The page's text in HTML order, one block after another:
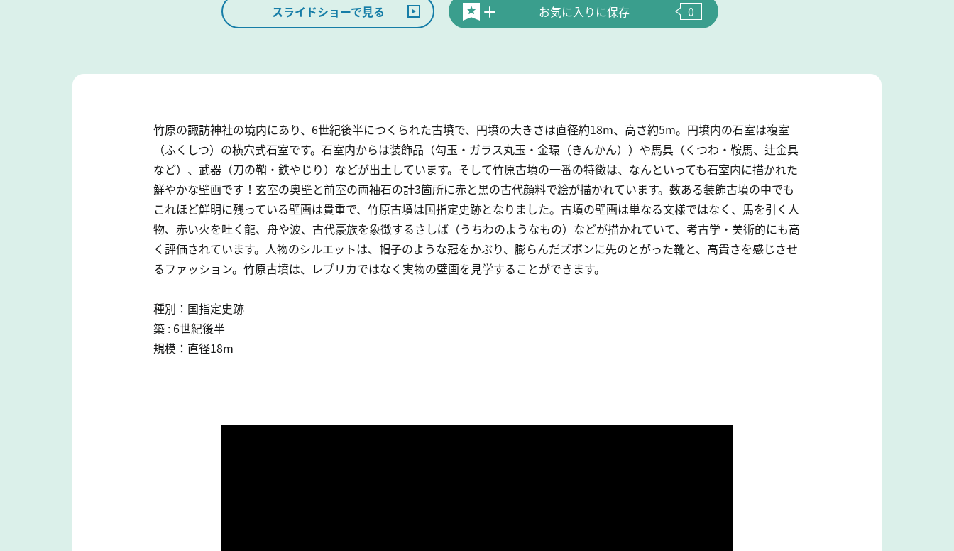
スライドショーで見る お気に入りに保存 0
竹原の諏訪神社の境内にあり、6世紀後半につくられた古墳で、円墳の大きさは直径約18m、高さ約5m。円墳内の石室は複室
（ふくしつ）の横穴式石室です。石室内からは装飾品（勾玉・ガラス丸玉・金環（きんかん））や馬具（くつわ・鞍馬、辻金具
など）、武器（刀の鞘・鉄やじり）などが出土しています。そして竹原古墳の一番の特徴は、なんといっても石室内に描かれた
鮮やかな壁画です！玄室の奥壁と前室の両袖石の計3箇所に赤と黒の古代顔料で絵が描かれています。数ある装飾古墳の中でも
これほど鮮明に残っている壁画は貴重で、竹原古墳は国指定史跡となりました。古墳の壁画は単なる文様ではなく、馬を引く人
物、赤い火を吐く龍、舟や波、古代豪族を象徴するさしば（うちわのようなもの）などが描かれていて、考古学・美術的にも高
く評価されています。人物のシルエットは、帽子のような冠をかぶり、膨らんだズボンに先のとがった靴と、高貴さを感じさせ
るファッション。竹原古墳は、レプリカではなく実物の壁画を見学することができます。
種別：国指定史跡
築 : 6世紀後半
規模：直径18m